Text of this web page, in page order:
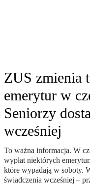
ZUS zmienia
emerytur w
Seniorzy
wcześniej
To ważna informacja. W
wypłat niektórych
które wypadają w soboty.
świadczenia wcześniej –